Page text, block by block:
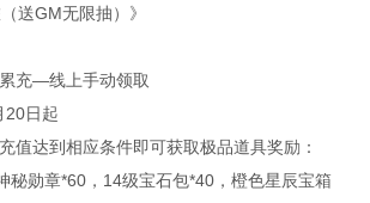
送GM无限抽）》
充—线上手动领取
20日起
值达到相应条件即可获取极品道具奖励：
秘勋章*60，14级宝石包*40，橙色星辰宝箱